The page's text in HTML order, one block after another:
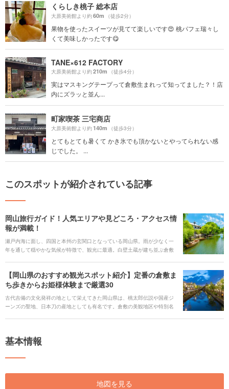
くらしき桃子 総本店
大原美術館より約60m （徒歩2分）
果物を使ったスイーツが見てて楽しいです😍 桃パフェ瑞々し
くて美味しかったです😋
TANE×612 FACTORY
大原美術館より約210m （徒歩4分）
実はマスキングテープって倉敷生まれって知ってました？！店
内にズラッと並ん...
町家喫茶 三宅商店
大原美術館より約140m （徒歩3分）
とてもとても暑くて かき氷でも頂かないとやってられない感
じでした。 ...
このスポットが紹介されている記事
岡山旅行ガイド！人気エリアや見どころ・アクセス情
報が満載！
瀬戸内海に面し、四国と本州の玄関口となっている岡山県。雨が少なく一
年を通して穏やかな気候が特徴で、観光に最適。白壁土蔵が建ち並ぶ倉敷
在しています。 ご当地グルメも旅の醍醐味。特産のフルーツ、ひるぜん焼
きそばなど、美味しいものもたくさん。魅力あふれる岡山県をご紹介しま
【岡山県のおすすめ観光スポット紹介】定番の倉敷ま
ち歩きからお姫様体験まで厳選30
古代吉備の文化発祥の地として栄えてきた岡山県は、桃太郎伝説や国産ジ
ーンズの聖地、日本刀の産地としても有名です。倉敷の美観地区や特別名
家族旅行におすすめのスポットを厳選してご紹介します。
基本情報
地図を見る